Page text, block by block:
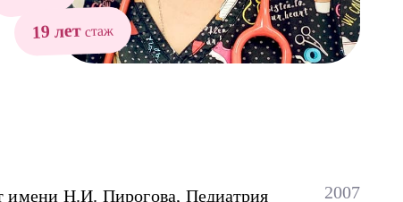
19 летстаж
имени Н.И. Пирогова, Педиатрия 2007